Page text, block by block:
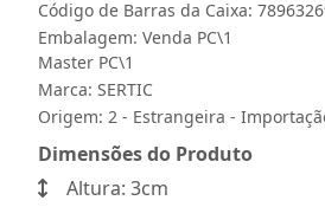
Código de Barras da Caixa:
Embalagem: Venda PC\1
Master PC\1
Marca: SERTIC
Origem: 2 - Estrangeira -
Dimensões do Produto
Altura: 3cm